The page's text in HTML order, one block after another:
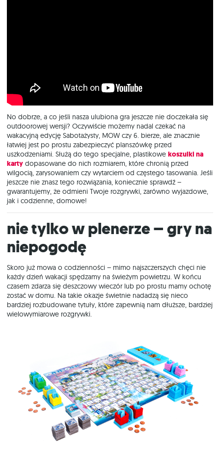
No dobrze, a co jeśli nasza ulubiona gra jeszcze nie doczekała się
outdoorowej wersji? Oczywiście możemy nadal czekać na
wakacyjną edycję Sabotażysty, MOW czy 6. bierze, ale znacznie
łatwiej jest po prostu zabezpieczyć planszówkę przed
uszkodzeniami. Służą do tego specjalne, plastikowe koszulki na
karty dopasowane do nich rozmiarem, które chronią przed
wilgocią, zarysowaniem czy wytarciem od częstego tasowania. Jeśli
jeszcze nie znasz tego rozwiązania, koniecznie sprawdź –
gwarantujemy, że odmieni Twoje rozgrywki, zarówno wyjazdowe,
jak i codzienne, domowe!
Nie tylko w plenerze – gry na
niepogodę
Skoro już mowa o codzienności – mimo najszczerszych chęci nie
każdy dzień wakacji spędzamy na świeżym powietrzu. W końcu
czasem zdarza się deszczowy wieczór lub po prostu mamy ochotę
zostać w domu. Na takie okazje świetnie nadadzą się nieco
bardziej rozbudowane tytuły, które zapewnią nam dłuższe, bardziej
wielowymiarowe rozgrywki.